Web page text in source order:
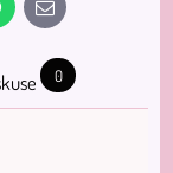
E-
mail
0